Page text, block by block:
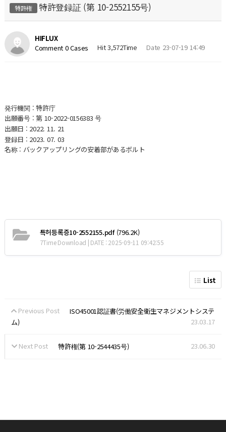
特許権 特許登録証 (第 10-2552155号)
HIFLUX
Comment 0 Cases
Hit 3,572Time Date 23-07-19 14:49
発行機関 : 特許庁
出願番号 : 第 10-2022-0156383 号
出願日 : 2022. 11. 21
登録日 : 2023. 07. 03
名称 : バックアップリングの安着部があるボルト
특허등록증10-2552155.pdf(796.2K)
7Time Download | DATE : 2025-09-11 09:42:55
List
Previous Post
ISO45001認証書(労働安全衛生マネジメントシステ
ム)
23.03.17
Next Post 特許権(第 10-2544435号) 23.06.30